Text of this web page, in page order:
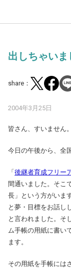
出しちゃいま
share：
2004年3月25日
皆さん、すいません
今日の午後から、全
「 後継者育成フリー
間通いました。そこ
長」という方がいま
と夢・目標をお話し
と言われました。そ
ム手帳の用紙に書い
ます。
その用紙を手帳には